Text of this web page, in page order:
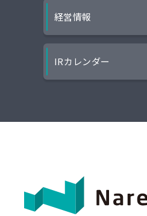
経営情報
IRカレンダー